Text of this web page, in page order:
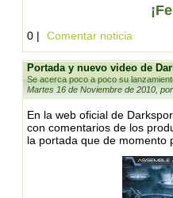
0 | Comentar noticia
Portada y nuevo video de
Se acerca poco a poco su
Martes 16 de Noviembre de 2010,
En la web oficial de
con comentarios de los
la portada que de momento